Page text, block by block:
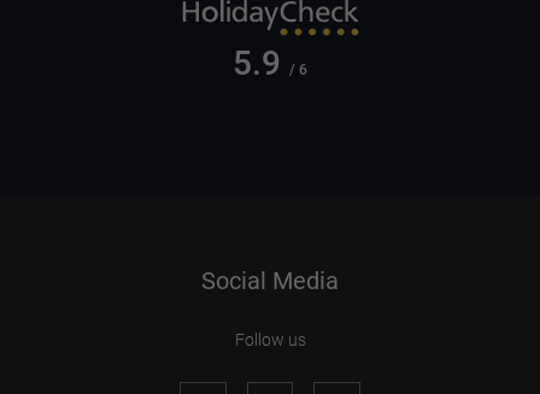
5.9 / 6
Social Media
Follow us